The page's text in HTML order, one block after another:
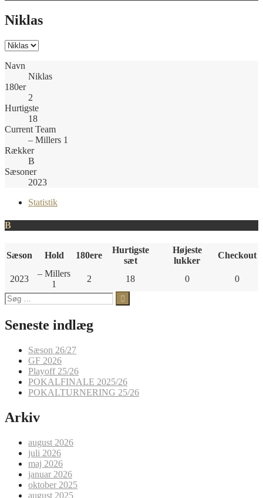
Niklas
Navn
Niklas
180er
2
Hurtigste
18
Current Team
– Millers 1
Rækker
B
Sæsoner
2023
Statistik
B
Sæson Hold 180ere
Hurtigste
sæt
Højeste
lukker
Checkout
2023
– Millers
1
2 18 0
0
Søg
efter:
Seneste indlæg
Sæson 26/27
GF 2026
Playoff 25/26
POKALFINALE 2025/26
POKALTURNERING 25/26
Arkiv
august 2026
juli 2026
maj 2026
januar 2026
oktober 2025
august 2025